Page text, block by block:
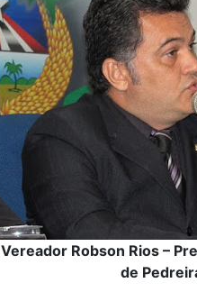
Vereador Robson Rios –
de